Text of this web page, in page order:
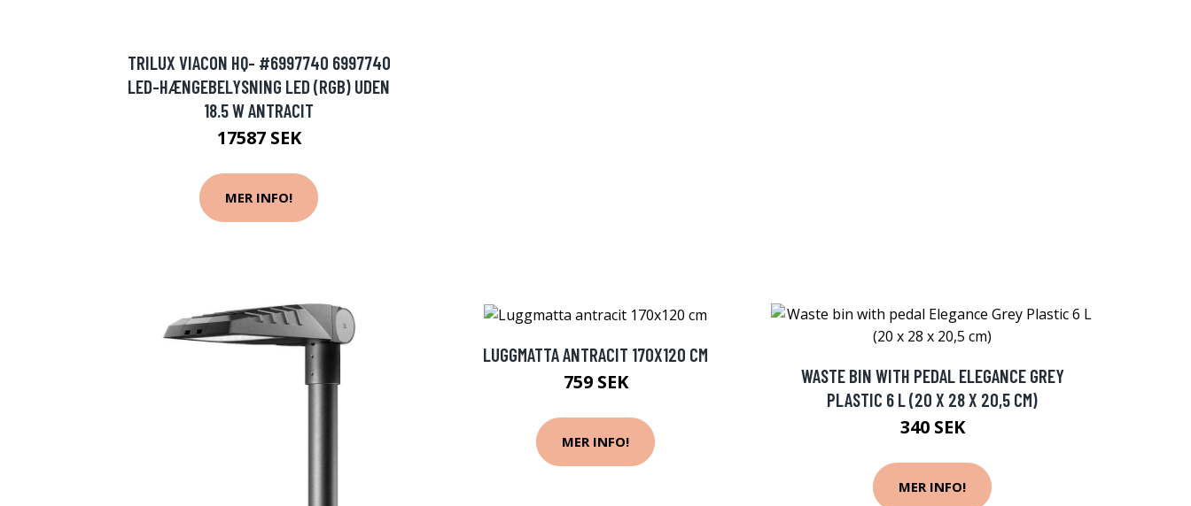
TRILUX VIACON HQ- #6997740 6997740
LED-HÆNGEBELYSNING LED (RGB) UDEN
18.5 W ANTRACIT
17587 SEK
MER INFO!
LUGGMATTA ANTRACIT 170X120 CM
759 SEK
MER INFO!
WASTE BIN WITH PEDAL ELEGANCE GREY
PLASTIC 6 L (20 X 28 X 20,5 CM)
340 SEK
MER INFO!